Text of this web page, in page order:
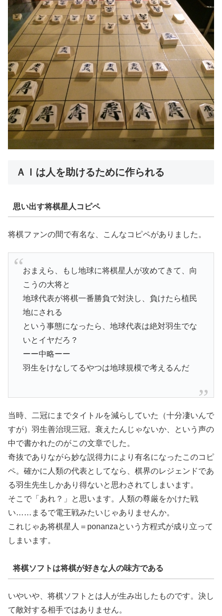
ＡＩは人を助けるために作られる
思い出す将棋星人コピペ
将棋ファンの間で有名な、こんなコピペがありました。
おまえら、もし地球に将棋星人が攻めてきて、向
こうの大将と
地球代表が将棋一番勝負で対決し、負けたら植民
地にされる
という事態になったら、地球代表は絶対羽生でな
いとイヤだろ？
ーー中略ーー
羽生をけなしてるやつは地球規模で考えるんだ
当時、二冠にまでタイトルを減らしていた（十分凄いんで
すが）羽生善治現三冠。衰えたんじゃないか、という声の
中で書かれたのがこの文章でした。
奇抜でありながら妙な説得力により有名になったこのコピ
ペ。確かに人類の代表としてなら、棋界のレジェンドであ
る羽生先生しかあり得ないと思わされてしまいます。
そこで「あれ？」と思います。人類の尊厳をかけた戦
い……まるで電王戦みたいじゃありませんか。
これじゃあ将棋星人＝ponanzaという方程式が成り立って
しまいます。
将棋ソフトは将棋が好きな人の味方である
いやいや、将棋ソフトとは人が生み出したものです。決し
て敵対する相手ではありません。